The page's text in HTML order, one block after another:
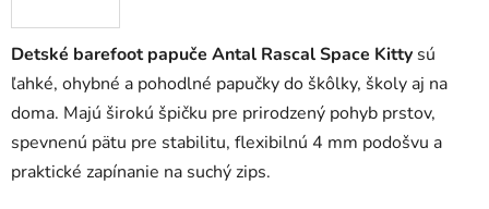
Detské barefoot papuče Antal Rascal Space Kitty sú
ľahké, ohybné a pohodlné papučky do škôlky, školy aj na
doma. Majú širokú špičku pre prirodzený pohyb prstov,
spevnenú pätu pre stabilitu, flexibilnú 4 mm podošvu a
praktické zapínanie na suchý zips.